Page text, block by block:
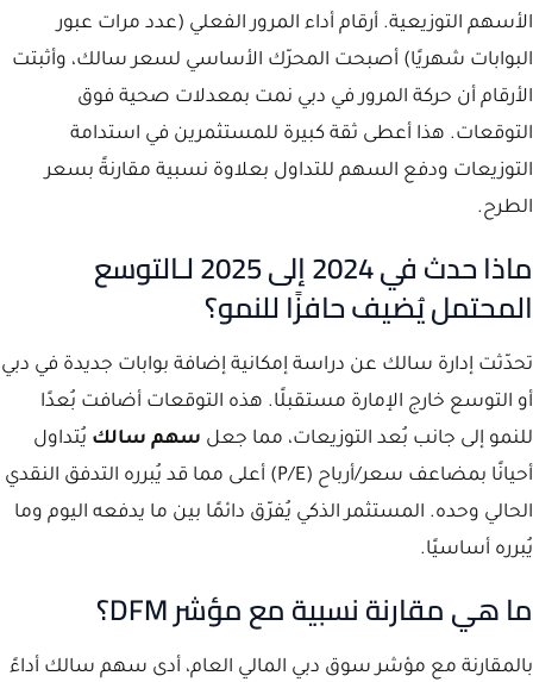
الأسهم التوزيعية. أرقام أداء المرور الفعلي (عدد مرات عبور
البوابات شهريًا) أصبحت المحرّك الأساسي لسعر سالك، وأثبتت
الأرقام أن حركة المرور في دبي نمت بمعدلات صحية فوق
التوقعات. هذا أعطى ثقة كبيرة للمستثمرين في استدامة
التوزيعات ودفع السهم للتداول بعلاوة نسبية مقارنةً بسعر
الطرح.
ماذا حدث في 2024 إلى 2025 لـالتوسع
المحتمل يُضيف حافزًا للنمو؟
تحدّثت إدارة سالك عن دراسة إمكانية إضافة بوابات جديدة في دبي
أو التوسع خارج الإمارة مستقبلًا. هذه التوقعات أضافت بُعدًا
للنمو إلى جانب بُعد التوزيعات، مما جعل سهم سالك يُتداول
أحيانًا بمضاعف سعر/أرباح (P/E) أعلى مما قد يُبرره التدفق النقدي
الحالي وحده. المستثمر الذكي يُفرّق دائمًا بين ما يدفعه اليوم وما
يُبرره أساسيًا.
ما هي مقارنة نسبية مع مؤشر DFM؟
بالمقارنة مع مؤشر سوق دبي المالي العام، أدى سهم سالك أداءً